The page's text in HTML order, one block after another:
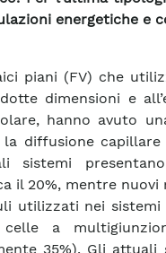
energetiche e
piani (FV) che
dimensioni e
hanno avuto
diffusione
presentano
il 20%, mentre
utilizzati nei sistemi
a
35%). Gli